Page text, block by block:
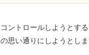
ントロールしようとす
思い通りにしようとし